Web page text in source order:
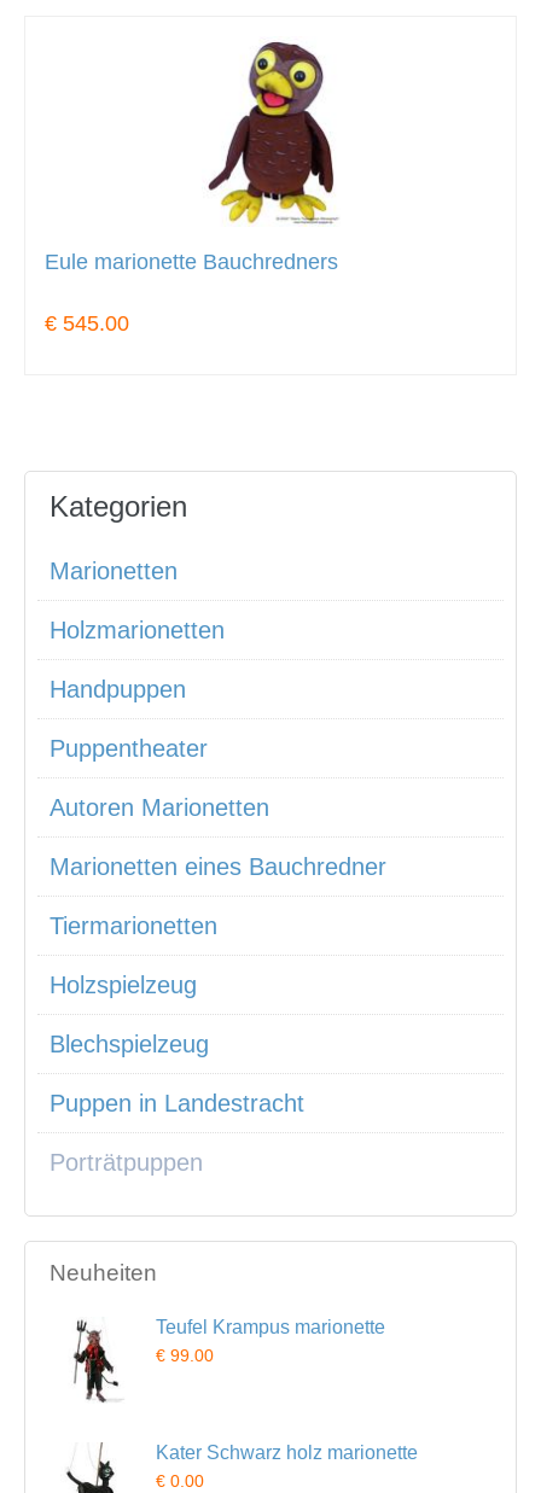
Eule marionette Bauchredners
€ 545.00
Kategorien
Marionetten
Holzmarionetten
Handpuppen
Puppentheater
Autoren Marionetten
Marionetten eines Bauchredner
Tiermarionetten
Holzspielzeug
Blechspielzeug
Puppen in Landestracht
Porträtpuppen
Neuheiten
Teufel Krampus marionette
€ 99.00
Kater Schwarz holz marionette
€ 0.00